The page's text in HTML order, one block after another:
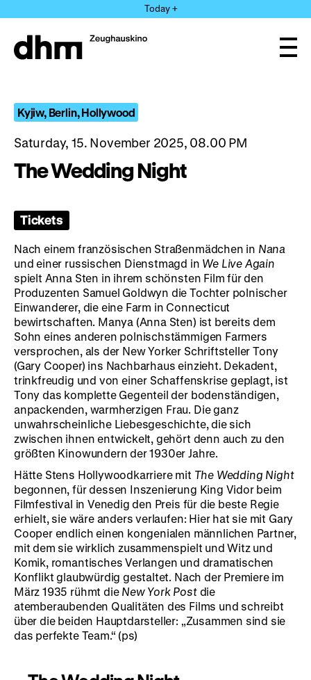
directly
the
Today +
Kyjiw, Berlin, Hollywood
Saturday, 15. November 2025, 08.00 PM
The Wedding Night
Tickets
Nach einem französischen Straßenmädchen in Nana
und einer russischen Dienstmagd in We Live Again
spielt Anna Sten in ihrem schönsten Film für den
Produzenten Samuel Goldwyn die Tochter polnischer
Einwanderer, die eine Farm in Connecticut
bewirtschaften. Manya (Anna Sten) ist bereits dem
Sohn eines anderen polnischstämmigen Farmers
versprochen, als der New Yorker Schriftsteller Tony
(Gary Cooper) ins Nachbarhaus einzieht. Dekadent,
trinkfreudig und von einer Schaffenskrise geplagt, ist
Tony das komplette Gegenteil der bodenständigen,
anpackenden, warmherzigen Frau. Die ganz
unwahrscheinliche Liebesgeschichte, die sich
zwischen ihnen entwickelt, gehört denn auch zu den
größten Kinowundern der 1930er Jahre.
Hätte Stens Hollywoodkarriere mit The Wedding Night
begonnen, für dessen Inszenierung King Vidor beim
Filmfestival in Venedig den Preis für die beste Regie
erhielt, sie wäre anders verlaufen: Hier hat sie mit Gary
Cooper endlich einen kongenialen männlichen Partner,
mit dem sie wirklich zusammenspielt und Witz und
Komik, romantisches Verlangen und dramatischen
Konflikt glaubwürdig gestaltet. Nach der Premiere im
März 1935 rühmt die New York Postdie
atemberaubenden Qualitäten des Films und schreibt
über die beiden Hauptdarsteller: „Zusammen sind sie
das perfekte Team.“ (ps)